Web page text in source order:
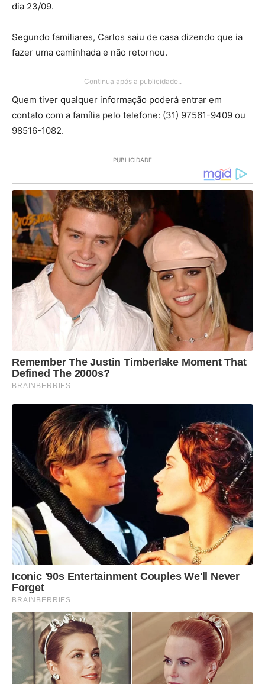
dia 23/09.
Segundo familiares, Carlos saiu de casa dizendo que ia
fazer uma caminhada e não retornou.
Continua após a publicidade..
Quem tiver qualquer informação poderá entrar em
contato com a família pelo telefone: (31) 97561-9409 ou
98516-1082.
PUBLICIDADE